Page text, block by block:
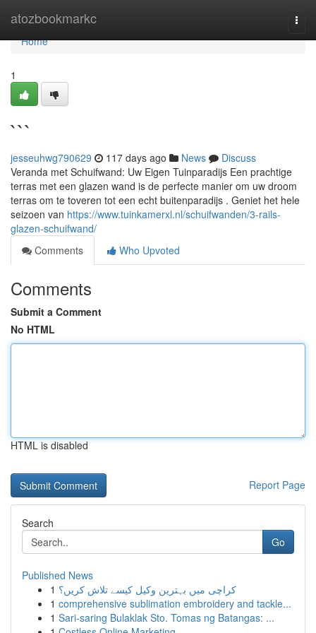
atozbookmarkc
Home
Home
1
```
jesseuhwg790629 117 days ago News
Discuss
Veranda met Schuifwand: Uw Eigen Tuinparadijs Een prachtige
terras met een glazen wand is de perfecte manier om uw droom
terras om te toveren tot een echt buitenparadijs . Geniet het hele
seizoen van https://www.tuinkamerxl.nl/schuifwanden/3-rails-
glazen-schuifwand/
Comments
Who Upvoted
Comments
Submit a Comment
No HTML
HTML is disabled
Report Page
Search
Go
Published News
1 کراچی میں بہترین وکیل کیسے تلاش کریں؟
1 comprehensive sublimation embroidery and tackle...
1 Sari-saring Bulaklak Sto. Tomas ng Batangas: ...